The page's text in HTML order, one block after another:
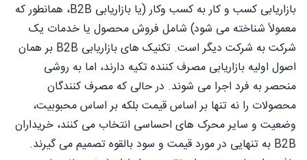
بازاریابی کسب و کار به کسب وکار (یا بازاریابی B2B، همانطور که
معمولاً شناخته می شود) شامل فروش محصول یا خدمات یک
شرکت به شرکت دیگر است. تکنیک های بازاریابی B2B بر همان
اصول اولیه بازاریابی مصرف کننده تکیه دارند، اما به روشی
منحصر به فرد اجرا می شوند. در حالی که مصرف کنندگان
محصولات را نه تنها بر اساس قیمت بلکه بر اساس محبوبیت،
وضعیت و سایر محرک های احساسی انتخاب می کنند، خریداران
B2B به تنهایی در مورد قیمت و سود بالقوه تصمیم می گیرند.